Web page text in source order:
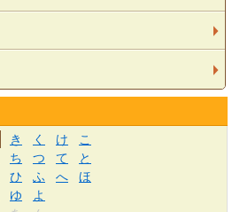
き く け
こ
ち つ て
と
ひ ふ へ
ほ
ゆ
よ